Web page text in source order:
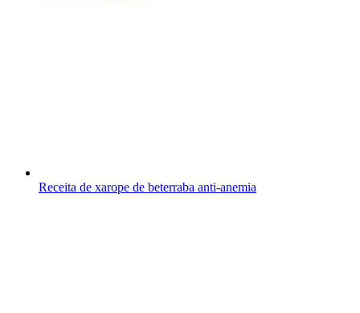
Receita de xarope de beterraba anti-anemia